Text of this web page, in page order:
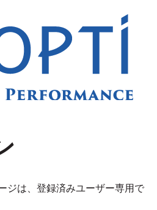
ジは、登録済みユーザー専用で